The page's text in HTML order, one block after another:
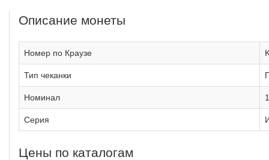
Описание монеты
Номер по Краузе
Тип чеканки
Номинал
Серия
Цены по каталогам